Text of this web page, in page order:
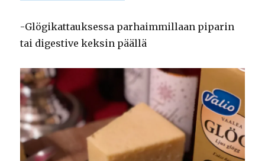
-Glögikattauksessa parhaimmillaan piparin
tai digestive keksin päällä